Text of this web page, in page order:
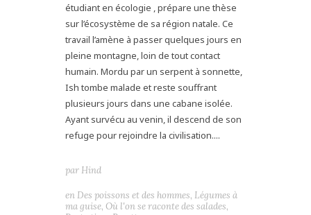
étudiant en écologie , prépare une thèse
sur l’écosystème de sa région natale. Ce
travail l’amène à passer quelques jours en
pleine montagne, loin de tout contact
humain. Mordu par un serpent à sonnette,
Ish tombe malade et reste souffrant
plusieurs jours dans une cabane isolée.
Ayant survécu au venin, il descend de son
refuge pour rejoindre la civilisation....
par Hind
en Des poissons et des hommes, Légumes à
ma guise, Où l'on se raconte des salades,